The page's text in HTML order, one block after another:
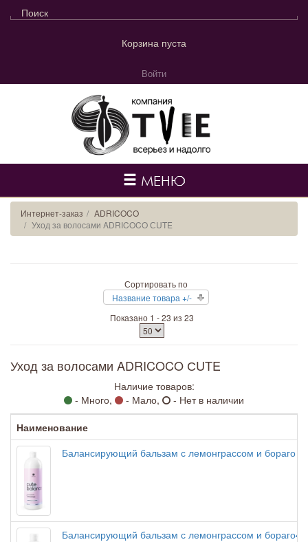
Корзина пуста
Войти
МЕНЮ
Интернет-заказ
ADRICOCO
Уход за волосами ADRICOCO СUTE
Сортировать по
Название товара +/-
Показано 1 - 23 из 23
Уход за волосами ADRICOCO СUTE
Наличие товаров:
- Много,
- Мало,
- Нет в наличии
Наименование
Балансирующий бальзам с лемонграссом и бораго
Балансирующий бальзам с лемонграссом и